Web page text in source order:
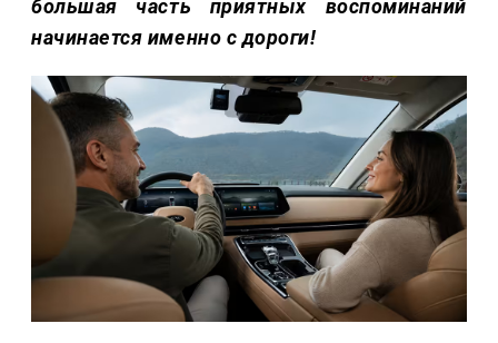
большая часть приятных воспоминаний
начинается именно с дороги!